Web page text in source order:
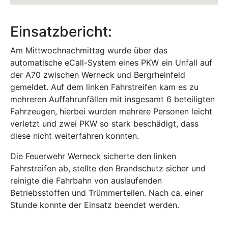
Einsatzbericht:
Am Mittwochnachmittag wurde über das
automatische eCall-System eines PKW ein Unfall auf
der A70 zwischen Werneck und Bergrheinfeld
gemeldet. Auf dem linken Fahrstreifen kam es zu
mehreren Auffahrunfällen mit insgesamt 6 beteiligten
Fahrzeugen, hierbei wurden mehrere Personen leicht
verletzt und zwei PKW so stark beschädigt, dass
diese nicht weiterfahren konnten.
Die Feuerwehr Werneck sicherte den linken
Fahrstreifen ab, stellte den Brandschutz sicher und
reinigte die Fahrbahn von auslaufenden
Betriebsstoffen und Trümmerteilen. Nach ca. einer
Stunde konnte der Einsatz beendet werden.